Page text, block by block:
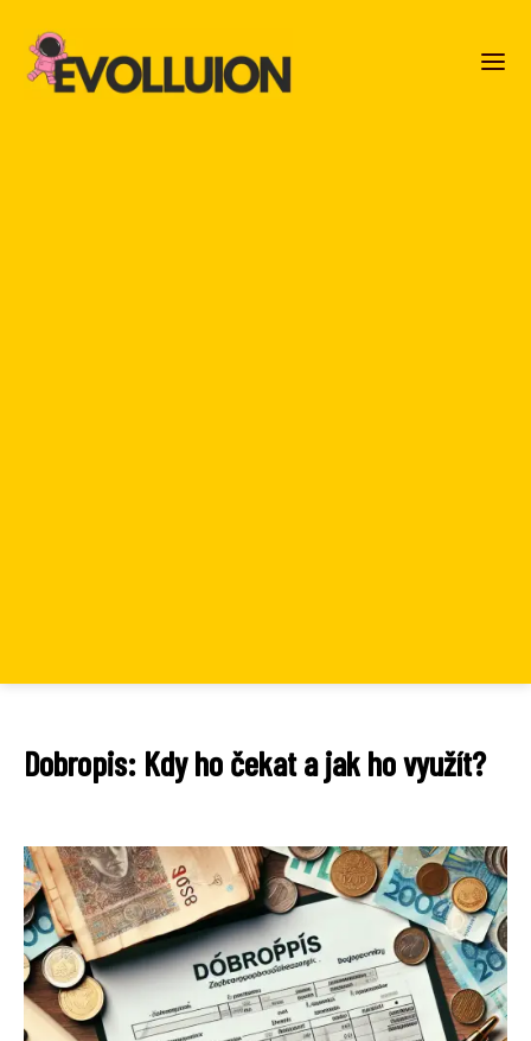
Dobropis: Kdy ho čekat a jak ho využít?